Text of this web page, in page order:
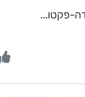
פקטו...